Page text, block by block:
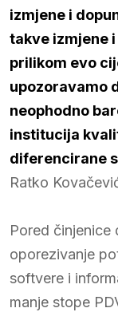
izmjene i
takve izmjene
prilikom evo
upozoravamo
neophodno
institucija
diferencirane
Ratko
Pored činjenice
oporezivanje
softvere i
manje stope